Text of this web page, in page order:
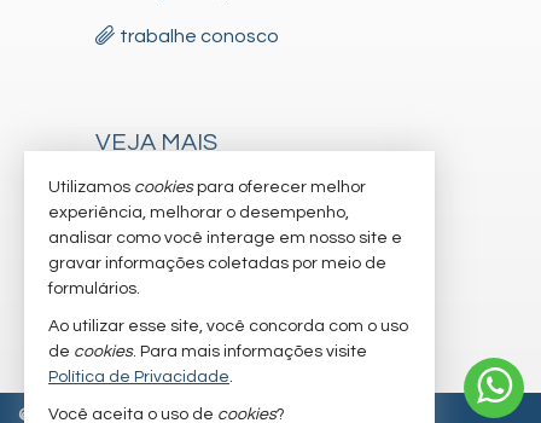
trabalhe conosco
VEJA MAIS
receba nosso newsletter
cadastre seu imóvel
imóveis favoritos
mapa de imóveis
© 2026 CRECI/SC 6.830-J Política de Privacidade
Utilizamos cookiespara oferecer melhor
experiência, melhorar o desempenho,
analisar como você interage em nosso site e
gravar informações coletadas por meio de
formulários.
Ao utilizar esse site, você concorda com o uso
de cookies. Para mais informações visite
Política de Privacidade.
Você aceita o uso de cookies?